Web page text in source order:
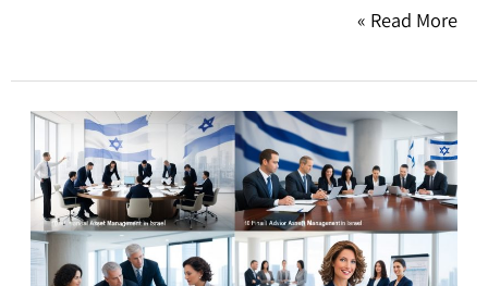
Read More »
אתם
משקיעים
מחו"ל
עם
נכס
בישראל?